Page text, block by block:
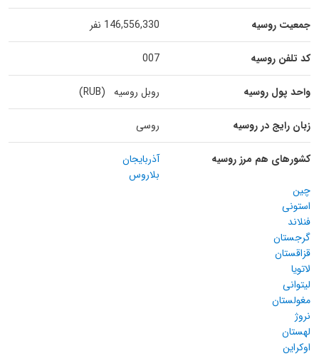
جمعیت روسیه 146,556,330 نفر
کد تلفن روسیه 007
واحد پول روسیه روبل روسیه (RUB)
زبان رایج در روسیه روسی
کشورهای هم مرز روسیه
آذربایجان
بلاروس
چین
استونی
فنلاند
گرجستان
قزاقستان
لاتویا
لیتوانی
مغولستان
نروژ
لهستان
اوکراین